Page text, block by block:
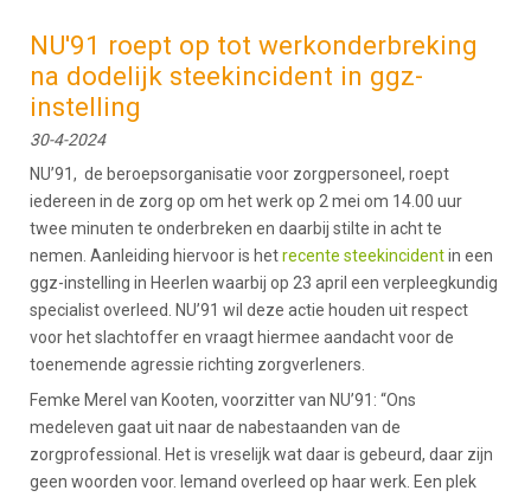
NU'91 roept op tot werkonderbreking
na dodelijk steekincident in ggz-
instelling
30-4-2024
NU’91, de beroepsorganisatie voor zorgpersoneel, roept
iedereen in de zorg op om het werk op 2 mei om 14.00 uur
twee minuten te onderbreken en daarbij stilte in acht te
nemen. Aanleiding hiervoor is hetrecente steekincidentin een
ggz-instelling in Heerlen waarbij op 23 april een verpleegkundig
specialist overleed. NU’91 wil deze actie houden uit respect
voor het slachtoffer en vraagt hiermee aandacht voor de
toenemende agressie richting zorgverleners.
Femke Merel van Kooten, voorzitter van NU’91: “Ons
medeleven gaat uit naar de nabestaanden van de
zorgprofessional. Het is vreselijk wat daar is gebeurd, daar zijn
geen woorden voor. Iemand overleed op haar werk. Een plek